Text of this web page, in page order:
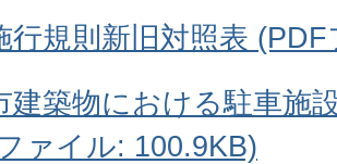
行規則新旧対照表
建築物における駐車施
ァイル: 100.9KB)